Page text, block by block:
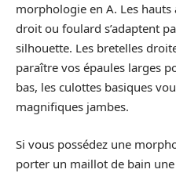
morphologie en A. Les hauts
droit ou foulard s’adaptent
silhouette. Les bretelles
paraître vos épaules larges
bas, les culottes basiques
magnifiques jambes.
Si vous possédez une
porter un maillot de bain une